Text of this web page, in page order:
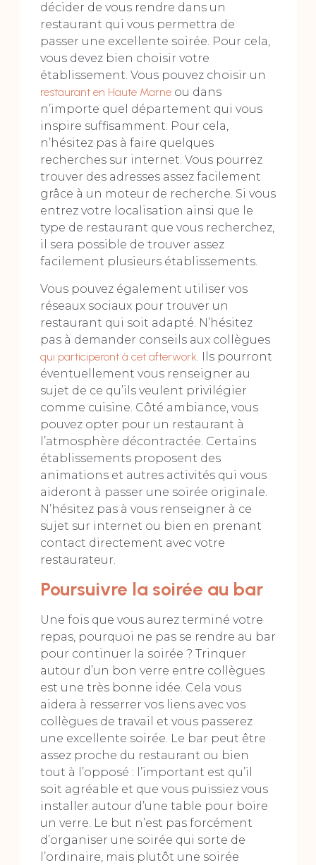
décider de vous rendre dans un
restaurant qui vous permettra de
passer une excellente soirée. Pour cela,
vous devez bien choisir votre
établissement. Vous pouvez choisir un
restaurant en Haute Marneou dans
n’importe quel département qui vous
inspire suffisamment. Pour cela,
n’hésitez pas à faire quelques
recherches sur internet. Vous pourrez
trouver des adresses assez facilement
grâce à un moteur de recherche. Si vous
entrez votre localisation ainsi que le
type de restaurant que vous recherchez,
il sera possible de trouver assez
facilement plusieurs établissements.
Vous pouvez également utiliser vos
réseaux sociaux pour trouver un
restaurant qui soit adapté. N’hésitez
pas à demander conseils aux collègues
qui participeront à cet afterwork . Ils pourront
éventuellement vous renseigner au
sujet de ce qu’ils veulent privilégier
comme cuisine. Côté ambiance, vous
pouvez opter pour un restaurant à
l’atmosphère décontractée. Certains
établissements proposent des
animations et autres activités qui vous
aideront à passer une soirée originale.
N’hésitez pas à vous renseigner à ce
sujet sur internet ou bien en prenant
contact directement avec votre
restaurateur.
Poursuivre la soirée au bar
Une fois que vous aurez terminé votre
repas, pourquoi ne pas se rendre au bar
pour continuer la soirée ? Trinquer
autour d’un bon verre entre collègues
est une très bonne idée. Cela vous
aidera à resserrer vos liens avec vos
collègues de travail et vous passerez
une excellente soirée. Le bar peut être
assez proche du restaurant ou bien
tout à l’opposé : l’important est qu’il
soit agréable et que vous puissiez vous
installer autour d’une table pour boire
un verre. Le but n’est pas forcément
d’organiser une soirée qui sorte de
l’ordinaire, mais plutôt une soirée